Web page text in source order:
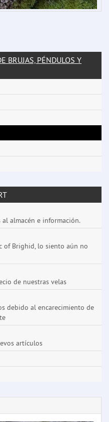
BRUJAS, PÉNDULOS Y
almacén e información.
of Brighid, lo siento aún no
de nuestras velas
debido al encarecimiento de
artículos